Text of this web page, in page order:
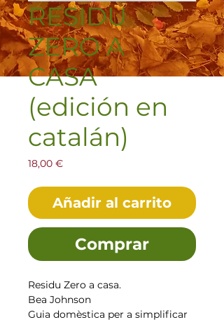
RESIDU
ZERO A
CASA
(edición en
catalán)
18,00 €Precio
Añadir al carrito
Comprar
Residu Zero a casa.
Bea Johnson
Guia domèstica per a simplificar